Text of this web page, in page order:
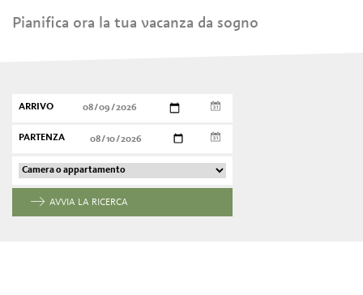
Pianifica ora la tua vacanza da sogno
ARRIVO
PARTENZA
AVVIA LA RICERCA